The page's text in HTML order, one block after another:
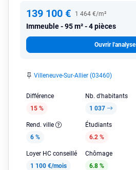
139 100 € 1 464 €/m²
Immeuble 95 m² - 4 pièces
Ouvrir l'analyse
Villeneuve-Sur-Allier (03460)
Différence
15 %
Nb. d'habitants
1 037
Rend. ville
6 %
Étudiants
6.2 %
Loyer HC conseillé
1 100 €/mois
Chômage
6.8 %